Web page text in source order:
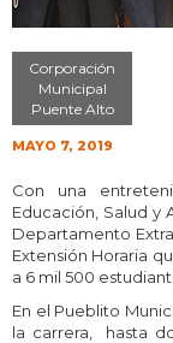
Corporación
Municipal
Puente Alto
MAYO 7, 2019
Con una
Educación, Salud y
Departamento
Extensión Horaria
a 6 mil 500
En el Pueblito
la carrera, hasta